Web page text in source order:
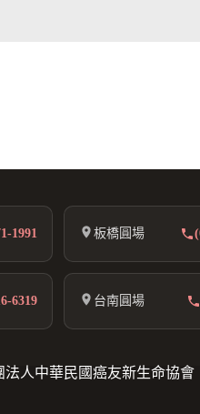
1991 板橋圓場
6319 台南圓場
法人中華民國癌友新生命協會